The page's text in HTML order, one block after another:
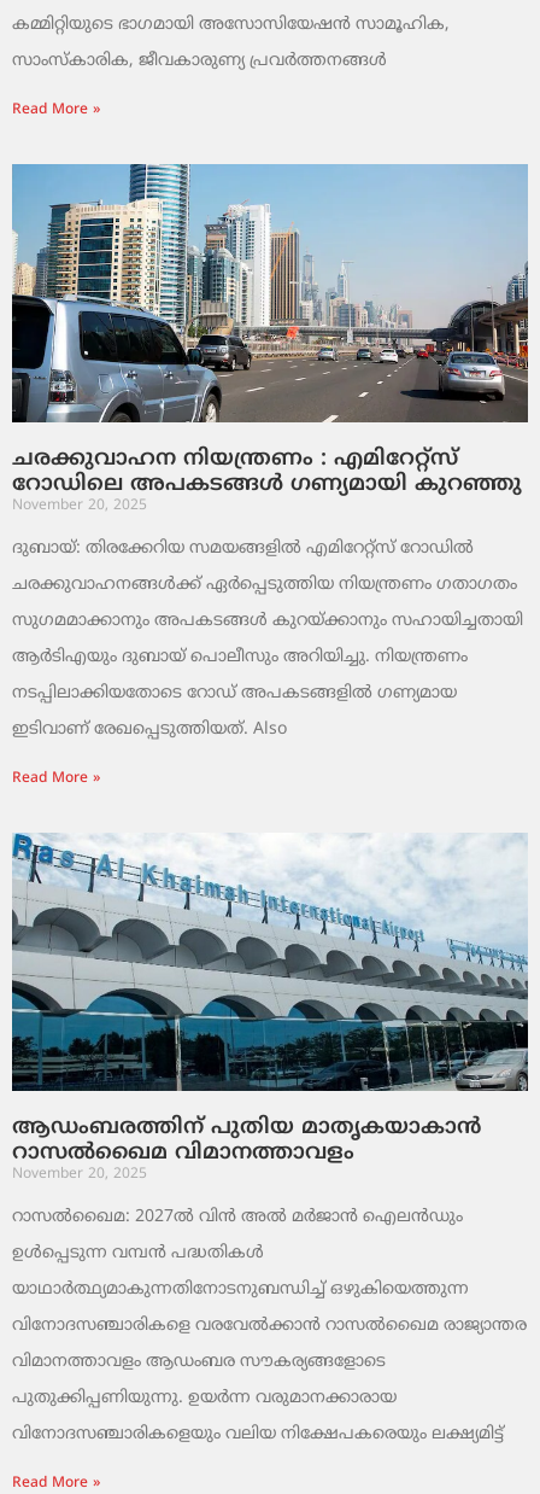
കമ്മിറ്റിയുടെ ഭാഗമായി അസോസിയേഷൻ സാമൂഹിക,
സാംസ്‌കാരിക, ജീവകാരുണ്യ പ്രവർത്തനങ്ങൾ
Read More »
ചരക്കുവാഹന നിയന്ത്രണം : എമിറേറ്റ്സ്
റോഡിലെ അപകടങ്ങൾ ഗണ്യമായി കുറഞ്ഞു
November 20, 2025
ദുബായ്: തിരക്കേറിയ സമയങ്ങളിൽ എമിറേറ്റ്സ് റോഡിൽ
ചരക്കുവാഹനങ്ങൾക്ക് ഏർപ്പെടുത്തിയ നിയന്ത്രണം ഗതാഗതം
സുഗമമാക്കാനും അപകടങ്ങൾ കുറയ്ക്കാനും സഹായിച്ചതായി
ആർടിഎയും ദുബായ് പൊലീസും അറിയിച്ചു. നിയന്ത്രണം
നടപ്പിലാക്കിയതോടെ റോഡ് അപകടങ്ങളിൽ ഗണ്യമായ
ഇടിവാണ് രേഖപ്പെടുത്തിയത്. Also
Read More »
ആഡംബരത്തിന് പുതിയ മാതൃകയാകാൻ
റാസൽഖൈമ വിമാനത്താവളം
November 20, 2025
റാസൽഖൈമ: 2027ൽ വിൻ അൽ മർജാൻ ഐലൻഡും
ഉൾപ്പെടുന്ന വമ്പൻ പദ്ധതികൾ
യാഥാർത്ഥ്യമാകുന്നതിനോടനുബന്ധിച്ച് ഒഴുകിയെത്തുന്ന
വിനോദസഞ്ചാരികളെ വരവേൽക്കാൻ റാസൽഖൈമ രാജ്യാന്തര
വിമാനത്താവളം ആഡംബര സൗകര്യങ്ങളോടെ
പുതുക്കിപ്പണിയുന്നു. ഉയർന്ന വരുമാനക്കാരായ
വിനോദസഞ്ചാരികളെയും വലിയ നിക്ഷേപകരെയും ലക്ഷ്യമിട്ട്
Read More »